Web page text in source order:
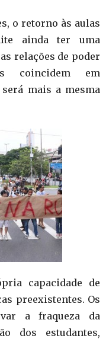
o retorno às aulas
ainda ter uma
relações de poder
coincidem em
mais a mesma
capacidade de
preexistentes. Os
a fraqueza da
dos estudantes,